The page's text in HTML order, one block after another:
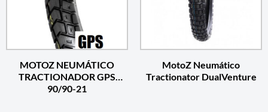
MOTOZ NEUMÁTICO
TRACTIONADOR GPS
90/90-21
MotoZ Neumático
Tractionator DualVenture